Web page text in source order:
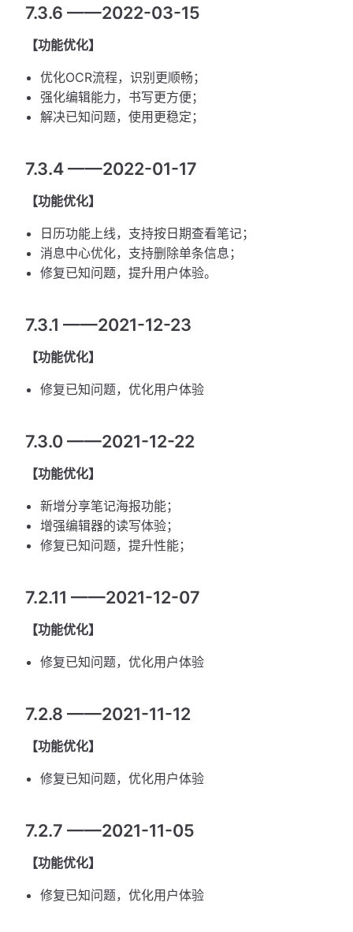
7.3.6 ——2022-03-15
【功能优化】
优化OCR流程，识别更顺畅；
强化编辑能力，书写更方便；
解决已知问题，使用更稳定；
7.3.4 ——2022-01-17
【功能优化】
日历功能上线，支持按日期查看笔记；
消息中心优化，支持删除单条信息；
修复已知问题，提升用户体验。
7.3.1 ——2021-12-23
【功能优化】
修复已知问题，优化用户体验
7.3.0 ——2021-12-22
【功能优化】
新增分享笔记海报功能；
增强编辑器的读写体验；
修复已知问题，提升性能；
7.2.11 ——2021-12-07
【功能优化】
修复已知问题，优化用户体验
7.2.8 ——2021-11-12
【功能优化】
修复已知问题，优化用户体验
7.2.7 ——2021-11-05
【功能优化】
修复已知问题，优化用户体验